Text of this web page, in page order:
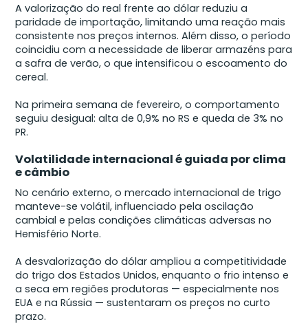
A valorização do real frente ao dólar reduziu a
paridade de importação, limitando uma reação mais
consistente nos preços internos. Além disso, o período
coincidiu com a necessidade de liberar armazéns para
a safra de verão, o que intensificou o escoamento do
cereal.
Na primeira semana de fevereiro, o comportamento
seguiu desigual: alta de 0,9% no RS e queda de 3% no
PR.
Volatilidade internacional é guiada por clima
e câmbio
No cenário externo, o mercado internacional de trigo
manteve-se volátil, influenciado pela oscilação
cambial e pelas condições climáticas adversas no
Hemisfério Norte.
A desvalorização do dólar ampliou a competitividade
do trigo dos Estados Unidos, enquanto o frio intenso e
a seca em regiões produtoras — especialmente nos
EUA e na Rússia — sustentaram os preços no curto
prazo.